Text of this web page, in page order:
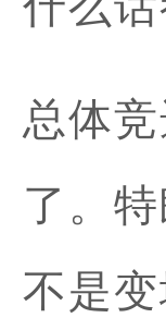
总体
了。
不是